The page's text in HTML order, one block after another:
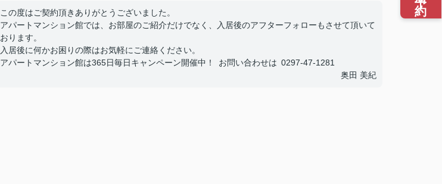
この度はご契約頂きありがとうございました。
アパートマンション館では、お部屋のご紹介だけでなく、入居後のアフターフォローもさせて頂いて
おります。
入居後に何かお困りの際はお気軽にご連絡ください。
アパートマンション館は365日毎日キャンペーン開催中！ お問い合わせは 0297-47-1281
奥田 美紀